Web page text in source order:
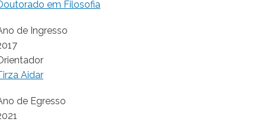
em Filosofia
de Ingresso
Aidar
de Egresso